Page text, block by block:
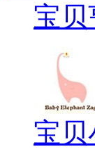
宝
宝贝